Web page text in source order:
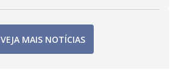
VEJA MAIS NOTÍCIAS